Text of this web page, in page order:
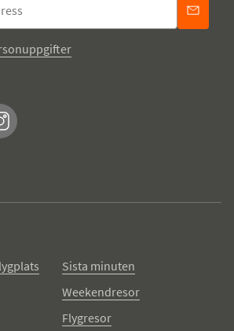
Instagram
Sista minuten
Weekendresor
Flygresor